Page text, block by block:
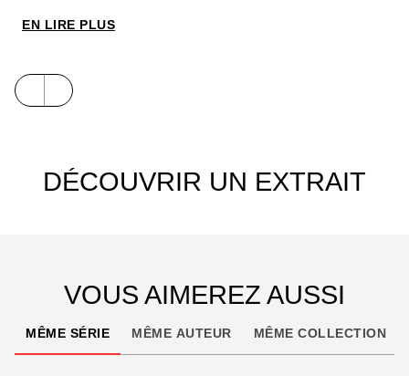
EN LIRE PLUS
DÉCOUVRIR UN EXTRAIT
VOUS AIMEREZ AUSSI
MÊME SÉRIE MÊME AUTEUR MÊME COLLECTION